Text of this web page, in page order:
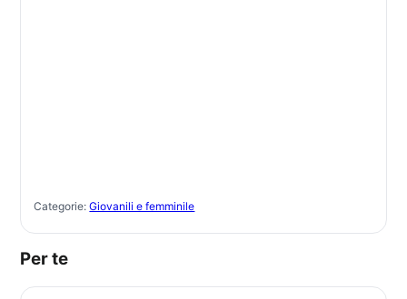
Categorie:Giovanili e femminile
Per te